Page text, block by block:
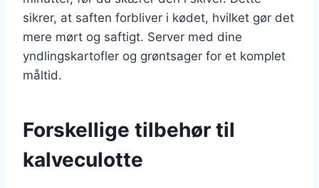
sikrer, at saften forbliver i kødet, hvilket gør det
mere mørt og saftigt. Server med dine
yndlingskartofler og grøntsager for et komplet
måltid.
Forskellige tilbehør til
kalveculotte